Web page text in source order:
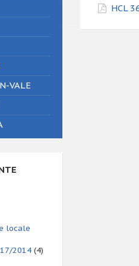
HCL
VALE
locale
2014 (4)